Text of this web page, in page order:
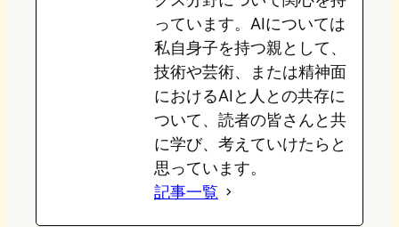
っています。AIについては
私自身子を持つ親として、
技術や芸術、または精神面
におけるAIと人との共存に
ついて、読者の皆さんと共
に学び、考えていけたらと
思っています。
記事一覧